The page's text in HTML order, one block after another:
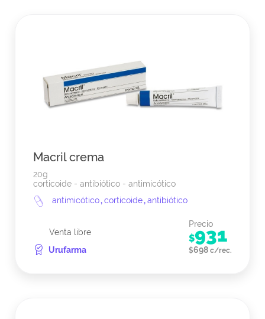
Macril crema
20g
corticoide - antibiótico - antimicótico
antimicótico,corticoide,antibiótico
Venta libre
Urufarma
Precio
$931
$698 c/rec.